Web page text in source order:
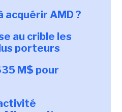
AMD ?
au crible les
porteurs
M$ pour